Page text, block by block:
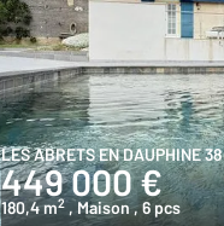
LES ABRETS EN DAUPHINE 38
449 000 €
180,4 m2 , Maison, 6 pcs